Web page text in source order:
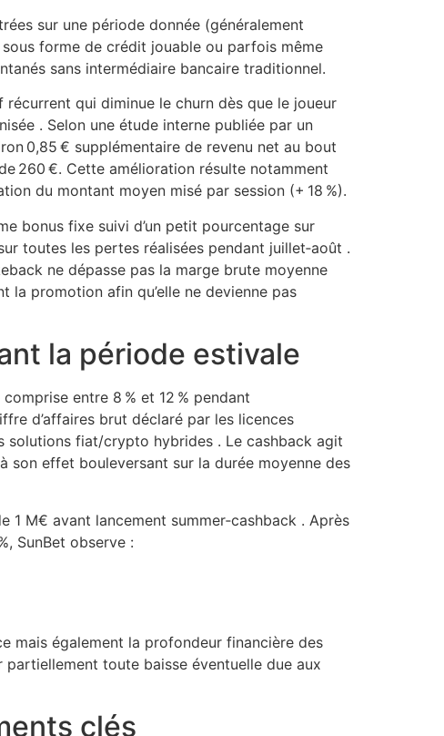
sur une période donnée (généralement
forme de crédit jouable ou parfois même
sans intermédiaire bancaire traditionnel.
qui diminue le churn dès que le joueur
. Selon une étude interne publiée par un
0,85 € supplémentaire de revenu net au bout
260 €. Cette amélioration résulte notamment
du montant moyen misé par session (+ 18 %).
bonus fixe suivi d’un petit pourcentage sur
toutes les pertes réalisées pendant juillet‑août .
ne dépasse pas la marge brute moyenne
la promotion afin qu’elle ne devienne pas
la période estivale
entre 8 % et 12 % pendant
d’affaires brut déclaré par les licences
solutions fiat/crypto hybrides . Le cashback agit
effet bouleversant sur la durée moyenne des
1 M€ avant lancement summer‑cashback . Après
SunBet observe :
mais également la profondeur financière des
toute baisse éventuelle due aux
clés